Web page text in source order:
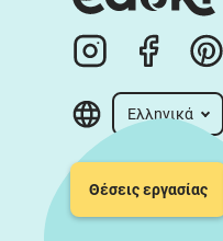
Ελληνικά
Θέσεις εργασίας